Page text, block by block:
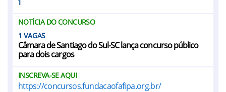
NOTÍCIA DO CONCURSO
1
Câmara de Santiago do Sul-SC lança concurso público
para dois cargos
INSCREVA-SE AQUI
https://concursos.fundacaofafipa.org.br/